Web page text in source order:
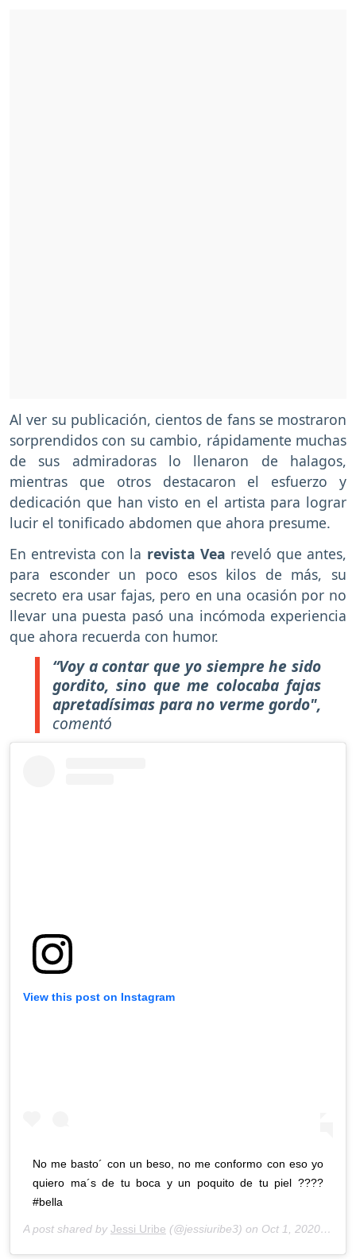
Al ver su publicación, cientos de fans se mostraron
sorprendidos con su cambio, rápidamente muchas
de sus admiradoras lo llenaron de halagos,
mientras que otros destacaron el esfuerzo y
dedicación que han visto en el artista para lograr
lucir el tonificado abdomen que ahora presume.
En entrevista con la revista Vea reveló que antes,
para esconder un poco esos kilos de más, su
secreto era usar fajas, pero en una ocasión por no
llevar una puesta pasó una incómoda experiencia
que ahora recuerda con humor.
“Voy a contar que yo siempre he sido
gordito, sino que me colocaba fajas
apretadísimas para no verme gordo",
comentó
View this post on Instagram
No me basto´ con un beso, no me conformo con eso yo
quiero ma´s de tu boca y un poquito de tu piel ????
#bella
A post shared by Jessi Uribe (@jessiuribe3) on Oct 1, 2020 at 10:49pm PDT